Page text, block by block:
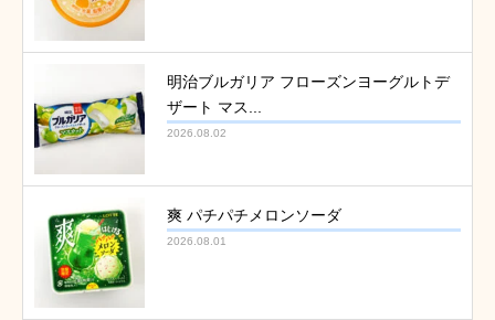
明治ブルガリア フローズンヨーグルトデ
ザート マス...
2026.08.02
爽 パチパチメロンソーダ
2026.08.01